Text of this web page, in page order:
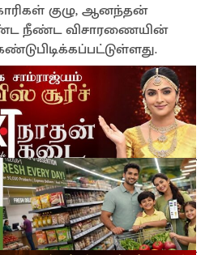
குழு, ஆனந்தன்
நீண்ட விசாரணையின்